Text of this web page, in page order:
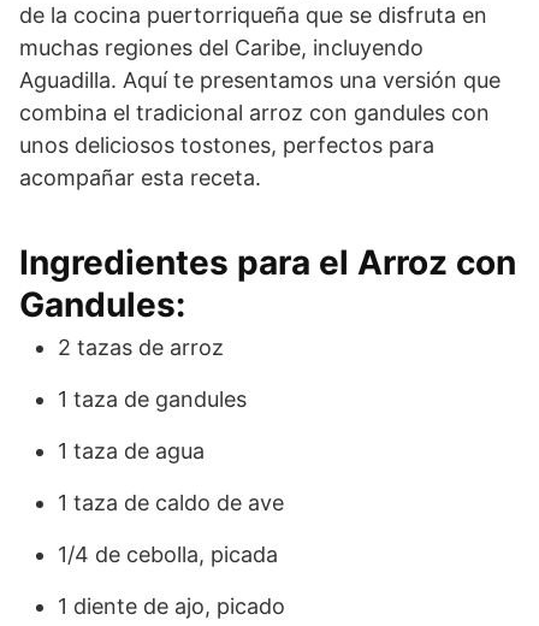
de la cocina puertorriqueña que se disfruta en
muchas regiones del Caribe, incluyendo
Aguadilla. Aquí te presentamos una versión que
combina el tradicional arroz con gandules con
unos deliciosos tostones, perfectos para
acompañar esta receta.
Ingredientes para el Arroz con
Gandules:
2 tazas de arroz
1 taza de gandules
1 taza de agua
1 taza de caldo de ave
1/4 de cebolla, picada
1 diente de ajo, picado